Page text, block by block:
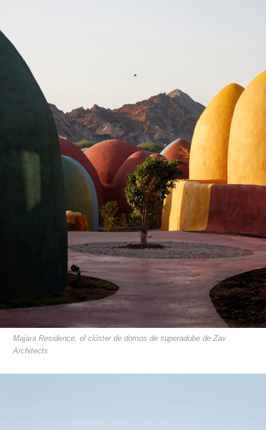
Majara Residence, el clúster de domos de superadobe de Zav
Architects